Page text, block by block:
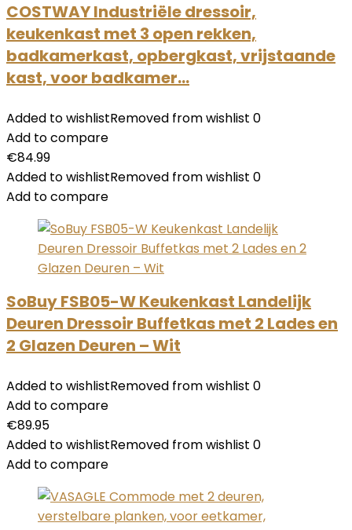
COSTWAY Industriële dressoir,
keukenkast met 3 open rekken,
badkamerkast, opbergkast, vrijstaande
kast, voor badkamer…
Added to wishlistRemoved from wishlist 0
Add to compare
€84.99
Added to wishlistRemoved from wishlist 0
Add to compare
SoBuy FSB05-W Keukenkast Landelijk
Deuren Dressoir Buffetkas met 2 Lades en
2 Glazen Deuren – Wit
Added to wishlistRemoved from wishlist 0
Add to compare
€89.95
Added to wishlistRemoved from wishlist 0
Add to compare